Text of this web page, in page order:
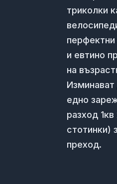
триколки
и евтино
на
едно
разход
стотинки)
преход.